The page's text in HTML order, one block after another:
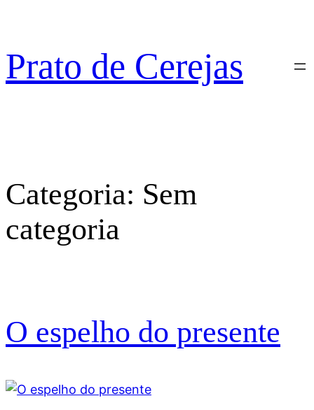
o
conteúdo
Prato de Cerejas
Categoria: Sem
categoria
O espelho do presente